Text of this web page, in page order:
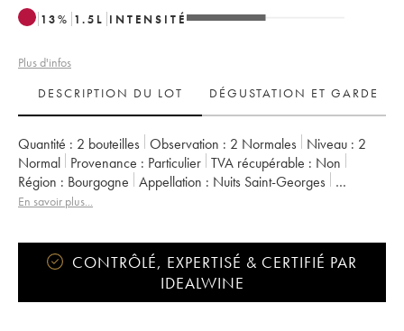
13% 1.5 L INTENSITÉ
Plus d'infos
DESCRIPTION DU LOT
DÉGUSTATION ET GARDE
Quantité : 2 bouteilles Observation : 2 Normales Niveau : 2
Normal
Provenance : particulier TVA récupérable :
non
Région :
Bourgogne Appellation :
Nuits Saint-Georges
Propriétaire :
En savoir plus...
CONTRÔLÉ, EXPERTISÉ & CERTIFIÉ PAR
IDEALWINE